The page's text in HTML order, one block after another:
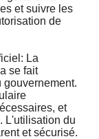
et suivre les
de
La
se fait
gouvernement.
et
L'utilisation du
et sécurisé.